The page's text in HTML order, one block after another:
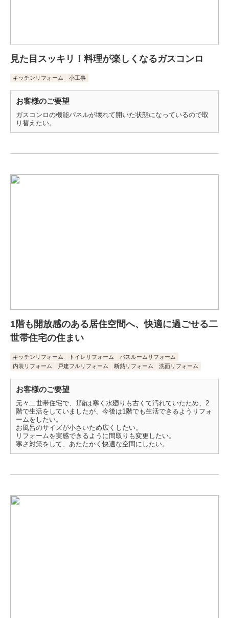
見た目スッキリ！料理が楽しくなるガスコンロ
キッチンリフォーム 小工事
お客様のご要望
ガスコンロの機能パネルが壊れて開いた状態になっているので取
り替えたい。
1階も開放感のある居住空間へ、快適に過ごせる二
世帯住宅の住まい
キッチンリフォーム トイレリフォーム
バスルームリフォーム
内装リフォーム
戸建フルリフォーム 断熱リフォーム 洗面リフォーム
お客様のご要望
元々二世帯住宅で、1階は寒く水廻りも古くて汚れていたため、2
階で生活をしていましたが、今後は1階でも生活できるようリフォ
ームをしたい。
お風呂のサイズが小さいため広くしたい。
リフォームを実感できるように間取りも変更したい。
寒さ対策をして、あたたかく快適な空間にしたい。